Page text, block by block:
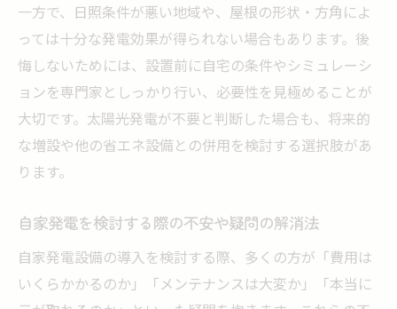
一方で、日照条件が悪い地域や、屋根の形状・方角によ
っては十分な発電効果が得られない場合もあります。後
悔しないためには、設置前に自宅の条件やシミュレーシ
ョンを専門家としっかり行い、必要性を見極めることが
大切です。太陽光発電が不要と判断した場合も、将来的
な増設や他の省エネ設備との併用を検討する選択肢があ
ります。
自家発電を検討する際の不安や疑問の解消法
自家発電設備の導入を検討する際、多くの方が「費用は
いくらかかるのか」「メンテナンスは大変か」「本当に